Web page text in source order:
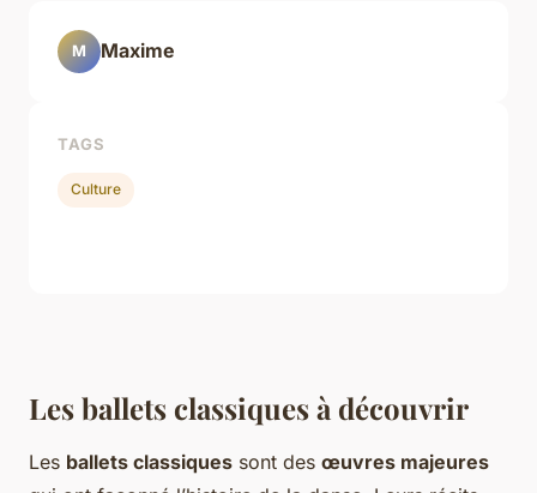
Les ballets classiques à découvrir
Les ballets classiques sont des œuvres majeures
M Maxime
TAGS
Culture